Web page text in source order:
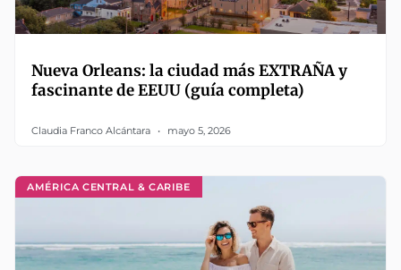
Nueva Orleans: la ciudad más EXTRAÑA y
fascinante de EEUU (guía completa)
Claudia Franco Alcántara mayo 5, 2026
AMÉRICA CENTRAL & CARIBE